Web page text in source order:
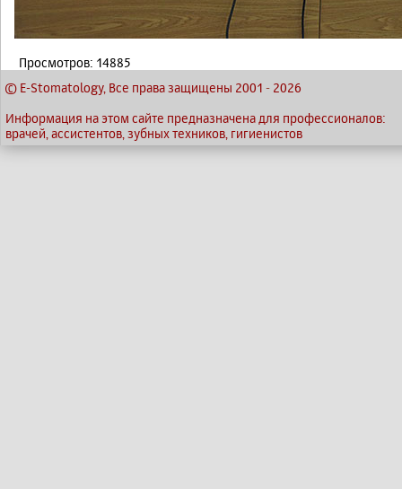
Просмотров: 14885
© E-Stomatology, Все права защищены 2001 - 2026
Информация на этом сайте предназначена для профессионалов:
врачей, ассистентов, зубных техников, гигиенистов